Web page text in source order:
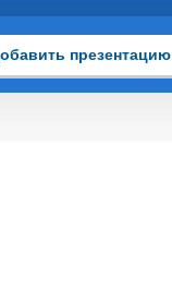
презентацию